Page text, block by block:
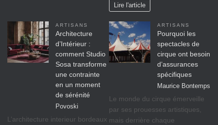
Lire l'article
ARTISANS
Architecture
d’Intérieur :
comment Studio
Sosa transforme
une contrainte
en un moment
de sérénité
Povoski
L’architecture interieur bordeaux
ARTISANS
Pourquoi les
spectacles de
cirque ont besoin
d’assurances
spécifiques
Maurice Bontemps
Le monde du cirque émerveille
par ses prouesses artistiques,
mais derrière chaque